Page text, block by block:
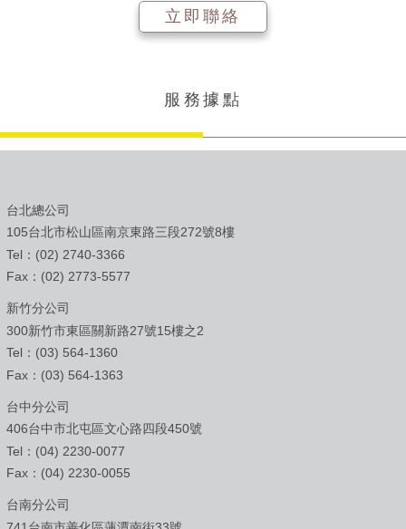
立即聯絡
服務據點
台北總公司
105台北市松山區南京東路三段272號8樓
Tel：(02) 2740-3366
Fax：(02) 2773-5577
新竹分公司
300新竹市東區關新路27號15樓之2
Tel：(03) 564-1360
Fax：(03) 564-1363
台中分公司
406台中市北屯區文心路四段450號
Tel：(04) 2230-0077
Fax：(04) 2230-0055
台南分公司